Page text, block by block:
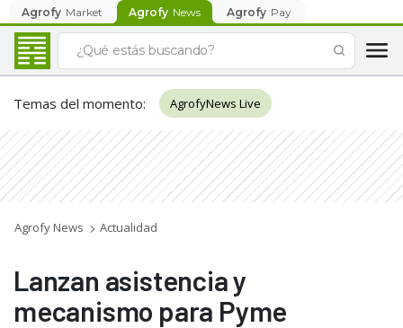
Agrofy Market Agrofy News Agrofy Pay
Temas del momento: AgrofyNews Live
Agrofy News Actualidad
Lanzan asistencia y
mecanismo para Pyme